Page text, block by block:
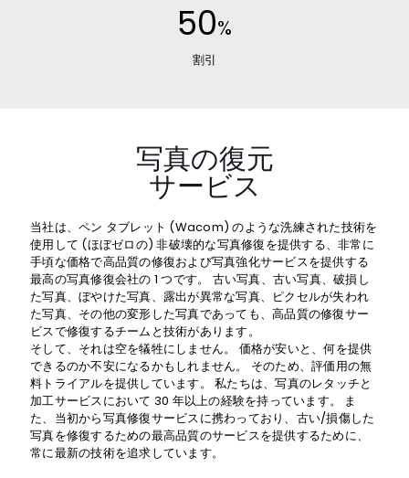
50%
割引
写真の復元
サービス
当社は、ペン タブレット (Wacom) のような洗練された技術を
使用して (ほぼゼロの) 非破壊的な写真修復を提供する、非常に
手頃な価格で高品質の修復および写真強化サービスを提供する
最高の写真修復会社の 1 つです。 古い写真、古い写真、破損し
た写真、ぼやけた写真、露出が異常な写真、ピクセルが失われ
た写真、その他の変形した写真であっても、高品質の修復サー
ビスで修復するチームと技術があります。
そして、それは空を犠牲にしません。 価格が安いと、何を提供
できるのか不安になるかもしれません。 そのため、評価用の無
料トライアルを提供しています。 私たちは、写真のレタッチと
加工サービスにおいて 30 年以上の経験を持っています。 ま
た、当初から写真修復サービスに携わっており、古い/損傷した
写真を修復するための最高品質のサービスを提供するために、
常に最新の技術を追求しています。